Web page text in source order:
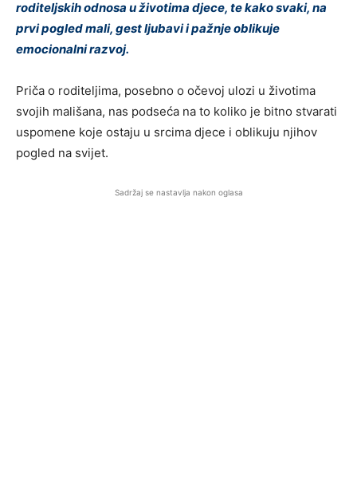
roditeljskih odnosa u životima djece, te kako svaki, na
prvi pogled mali, gest ljubavi i pažnje oblikuje
emocionalni razvoj.
Priča o roditeljima, posebno o očevoj ulozi u životima
svojih mališana, nas podseća na to koliko je bitno stvarati
uspomene koje ostaju u srcima djece i oblikuju njihov
pogled na svijet.
Sadržaj se nastavlja nakon oglasa